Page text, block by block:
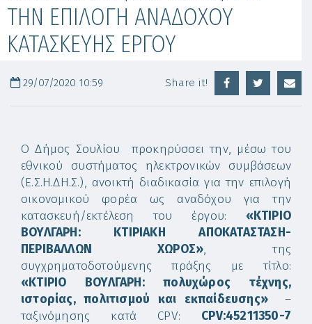
ΤΗΝ ΕΠΙΛΟΓΗ ΑΝΑΔΟΧΟΥ
ΚΑΤΑΣΚΕΥΗΣ ΕΡΓΟΥ
29/07/2020 10:59 Share it!
Ο Δήμος Σουλίου προκηρύσσει την, μέσω του
εθνικού συστήματος ηλεκτρονικών συμβάσεων
(Ε.Σ.Η.ΔΗ.Σ.), ανοικτή διαδικασία για την επιλογή
οικονομικού φορέα ως αναδόχου για την
κατασκευή/εκτέλεση του έργου: «ΚΤΙΡΙΟ
ΒΟΥΛΓΑΡΗ: ΚΤΙΡΙΑΚΗ ΑΠΟΚΑΤΑΣΤΑΣΗ-
ΠΕΡΙΒΑΛΛΩΝ ΧΩΡΟΣ», της
συγχρηματοδοτούμενης πράξης με τίτλο:
«ΚΤΙΡΙΟ ΒΟΥΛΓΑΡΗ: πολυχώρος τέχνης,
ιστορίας, πολιτισμού και εκπαίδευσης»
–
ταξινόμησης κατά CPV: CPV:45211350-7